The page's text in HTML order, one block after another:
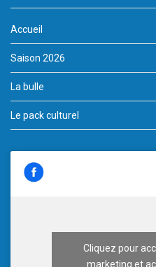
Accueil
Saison 2026
La bulle
Le pack culturel
Cliquez pour
marketing et